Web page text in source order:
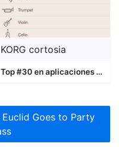
KORG cortosia
Top #30 en aplicaciones
Goes to Party